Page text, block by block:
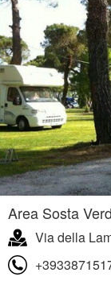
Area Sosta
Via della